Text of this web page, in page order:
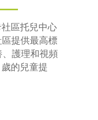
區托兒中心
區提供最高標
護理和視頻
的兒童提